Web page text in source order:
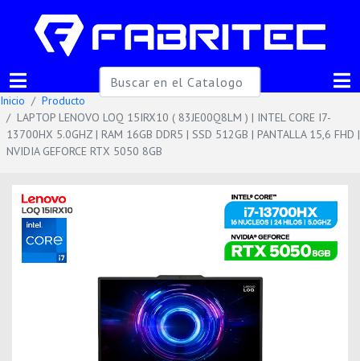
Inicio
Producto
LAPTOP LENOVO LOQ 15IRX10 ( 83JE00Q8LM ) | INTEL CORE I7-
13700HX 5.0GHZ | RAM 16GB DDR5 | SSD 512GB | PANTALLA 15,6 FHD |
NVIDIA GEFORCE RTX 5050 8GB